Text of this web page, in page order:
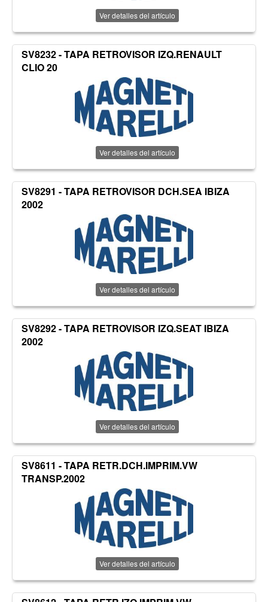
Ver detalles del artículo
SV8232 - TAPA RETROVISOR IZQ.RENAULT
CLIO 20
Ver detalles del artículo
SV8291 - TAPA RETROVISOR DCH.SEA IBIZA
2002
Ver detalles del artículo
SV8292 - TAPA RETROVISOR IZQ.SEAT IBIZA
2002
Ver detalles del artículo
SV8611 - TAPA RETR.DCH.IMPRIM.VW
TRANSP.2002
Ver detalles del artículo